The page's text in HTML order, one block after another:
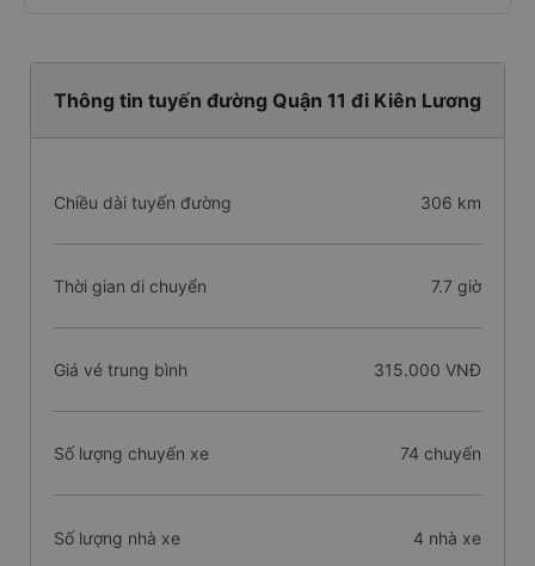
Thông tin tuyến đường Quận 11 đi Kiên Lương
Chiều dài tuyến đường 306 km
Thời gian di chuyển 7.7 giờ
Giá vé trung bình 315.000 VNĐ
Số lượng chuyến xe 74 chuyến
Số lượng nhà xe 4 nhà xe